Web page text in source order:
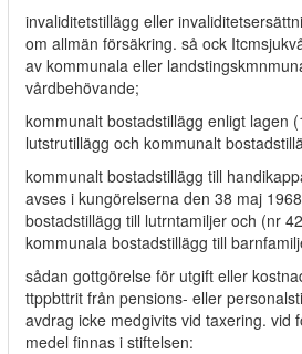
invaliditetstillägg eller
om allmän försäkring. så ock
av kommunala eller
vårdbehövande;
kommunalt bostadstillägg enligt lagen
lutstrutillägg och kommunalt
kommunalt bostadstillägg till
avses i kungörelserna den 38 maj
bostadstillägg till lutrntamiljer och (nr
kommunala bostadstillägg till
sådan gottgörelse för utgift eller
ttppbttrit från pensions- eller
avdrag icke medgivits vid taxering. vid
medel finnas i stiftelsen: